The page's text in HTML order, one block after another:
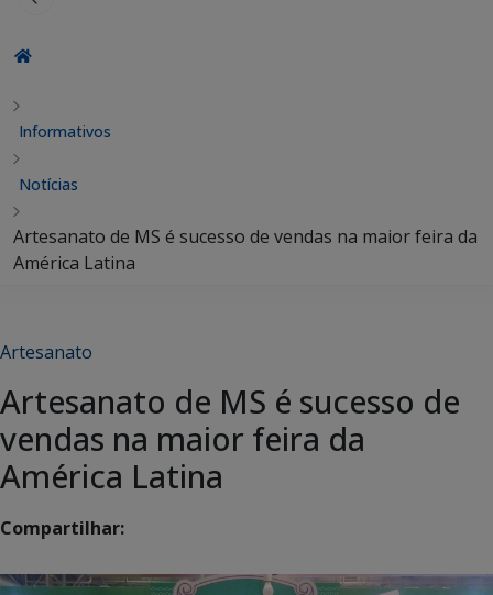
Informativos
Notícias
Artesanato de MS é sucesso de vendas na maior feira da
América Latina
Artesanato
Artesanato de MS é sucesso de
vendas na maior feira da
América Latina
Compartilhar: